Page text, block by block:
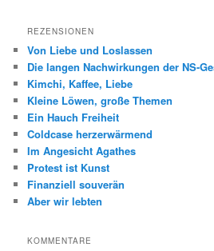
REZENSIONEN
Von Liebe und Loslassen
Die langen Nachwirkungen der NS-
Kimchi, Kaffee, Liebe
Kleine Löwen, große Themen
Ein Hauch Freiheit
Coldcase herzerwärmend
Im Angesicht Agathes
Protest ist Kunst
Finanziell souverän
Aber wir lebten
KOMMENTARE